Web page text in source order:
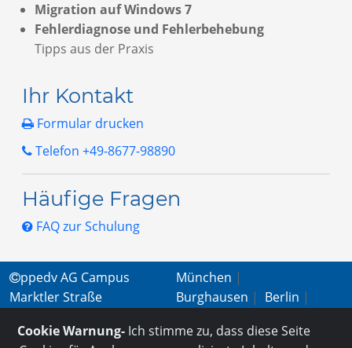
Migration auf Windows 7
Fehlerdiagnose und Fehlerbehebung
Tipps aus der Praxis
Ihr Kontakt
Formular drucken
Telefon +49-8677-98890
Häufige Fragen
FAQ zur Schulung
ppedv AG Campus
Marktler Straße
+49 (0) 8677 - 9889-
München |
Burghausen | Berlin |
Classroom
Cookie Warnung-Ich stimme zu, dass diese Seite